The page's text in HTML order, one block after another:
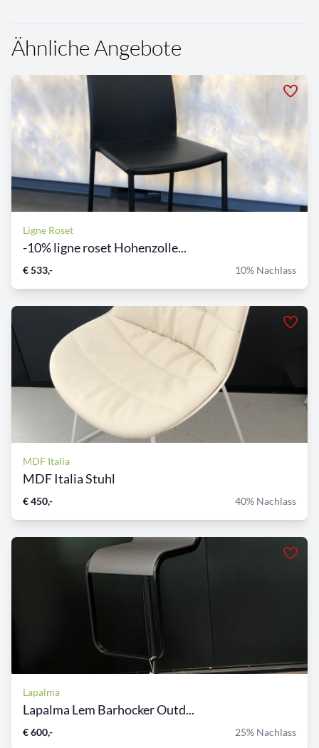
Ähnliche Angebote
Ligne Roset
-10% ligne roset Hohenzolle...
€ 533,- 10% Nachlass
MDF Italia
MDF Italia Stuhl
€ 450,- 40% Nachlass
Lapalma
Lapalma Lem Barhocker Outd...
€ 600,- 25% Nachlass